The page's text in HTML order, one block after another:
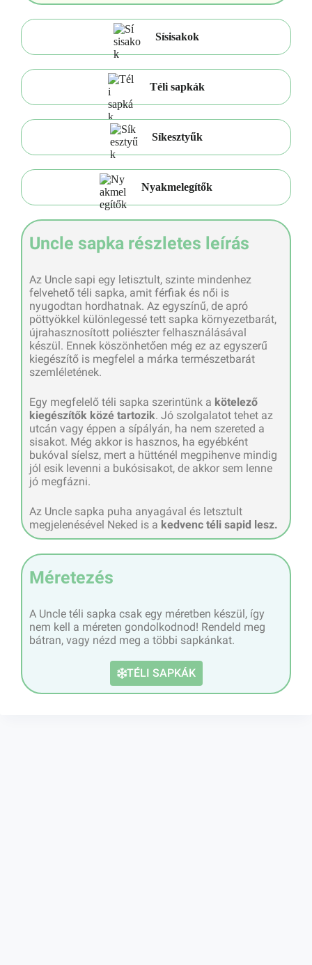
Sísisakok
Téli sapkák
Síkesztyűk
Nyakmelegítők
Uncle sapka részletes leírás
Az Uncle sapi egy letisztult, szinte mindenhez
felvehető téli sapka, amit férfiak és női is
nyugodtan hordhatnak. Az egyszínű, de apró
pöttyökkel különlegessé tett sapka környezetbarát,
újrahasznosított poliészter felhasználásával
készül. Ennek köszönhetően még ez az egyszerű
kiegészítő is megfelel a márka természetbarát
szemléletének.
Egy megfelelő téli sapka szerintünk a kötelező
kiegészítők közé tartozik. Jó szolgalatot tehet az
utcán vagy éppen a sípályán, ha nem szereted a
sisakot. Még akkor is hasznos, ha egyébként
bukóval síelsz, mert a hütténél megpihenve mindig
jól esik levenni a bukósisakot, de akkor sem lenne
jó megfázni.
Az Uncle sapka puha anyagával és letsztult
megjelenésével Neked is a kedvenc téli sapid lesz.
Méretezés
A Uncle téli sapka csak egy méretben készül, így
nem kell a méreten gondolkodnod! Rendeld meg
bátran, vagy nézd meg a többi sapkánkat.
TÉLI SAPKÁK